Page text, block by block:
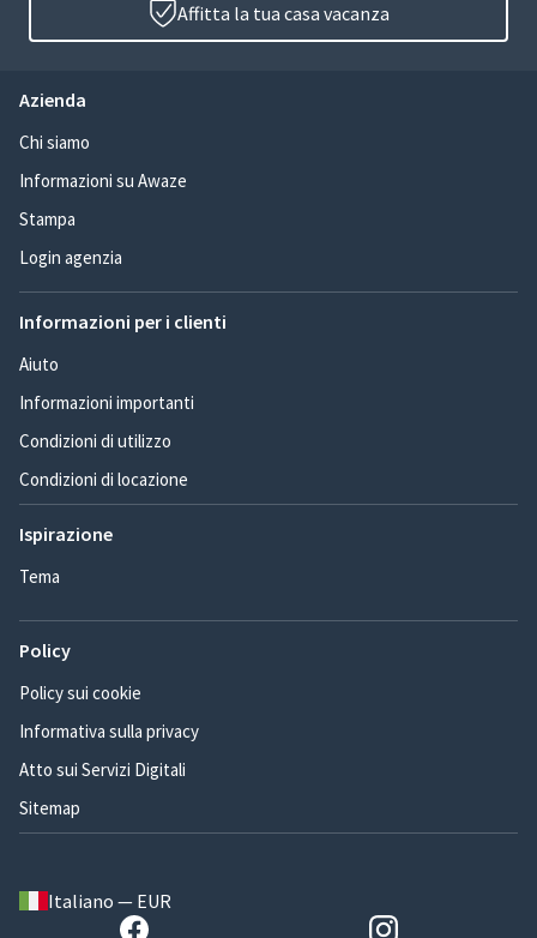
Affitta la tua casa vacanza
Azienda
Chi siamo
Informazioni su Awaze
Stampa
Login agenzia
Informazioni per i clienti
Aiuto
Informazioni importanti
Condizioni di utilizzo
Condizioni di locazione
Ispirazione
Tema
Policy
Policy sui cookie
Informativa sulla privacy
Atto sui Servizi Digitali
Sitemap
Italiano — EUR